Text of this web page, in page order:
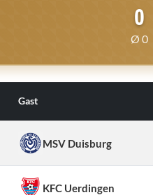
0
Ø 0
Gast
MSV Duisburg
KFC Uerdingen